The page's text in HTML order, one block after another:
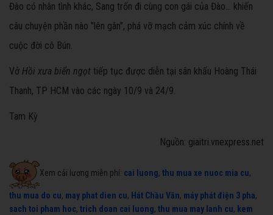
Đào có nhân tình khác, Sang trốn đi cùng con gái của Đào... khiến
câu chuyện phần nào "lên gân", phá vỡ mạch cảm xúc chính về
cuộc đời cô Bún.
Vở Hồi xưa biển ngọt tiếp tục được diễn tại sân khấu Hoàng Thái
Thanh, TP HCM vào các ngày 10/9 và 24/9.
Tam Kỳ
Nguồn: giaitri.vnexpress.net
Xem cải lương miễn phí: cai luong, thu mua xe nuoc mia cu,
thu mua do cu, may phat dien cu, Hát Chầu Văn, máy phát điện 3 pha,
sach toi pham hoc, trich doan cai luong, thu mua may lanh cu, kem